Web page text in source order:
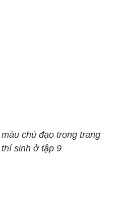
chủ đạo trong trang
sinh ở tập 9